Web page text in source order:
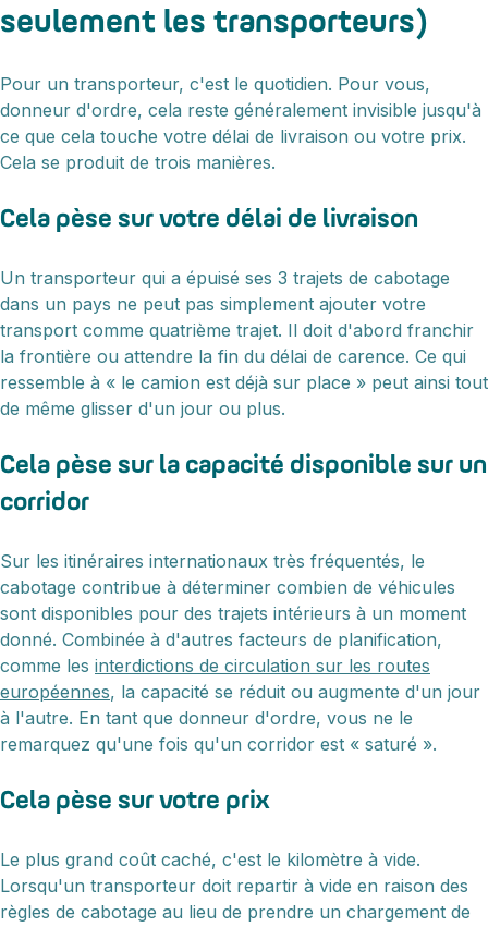
seulement les transporteurs)
Pour un transporteur, c'est le quotidien. Pour vous,
donneur d'ordre, cela reste généralement invisible jusqu'à
ce que cela touche votre délai de livraison ou votre prix.
Cela se produit de trois manières.
Cela pèse sur votre délai de livraison
Un transporteur qui a épuisé ses 3 trajets de cabotage
dans un pays ne peut pas simplement ajouter votre
transport comme quatrième trajet. Il doit d'abord franchir
la frontière ou attendre la fin du délai de carence. Ce qui
ressemble à « le camion est déjà sur place » peut ainsi tout
de même glisser d'un jour ou plus.
Cela pèse sur la capacité disponible sur un
corridor
Sur les itinéraires internationaux très fréquentés, le
cabotage contribue à déterminer combien de véhicules
sont disponibles pour des trajets intérieurs à un moment
donné. Combinée à d'autres facteurs de planification,
comme les interdictions de circulation sur les routes
européennes, la capacité se réduit ou augmente d'un jour
à l'autre. En tant que donneur d'ordre, vous ne le
remarquez qu'une fois qu'un corridor est « saturé ».
Cela pèse sur votre prix
Le plus grand coût caché, c'est le kilomètre à vide.
Lorsqu'un transporteur doit repartir à vide en raison des
règles de cabotage au lieu de prendre un chargement de